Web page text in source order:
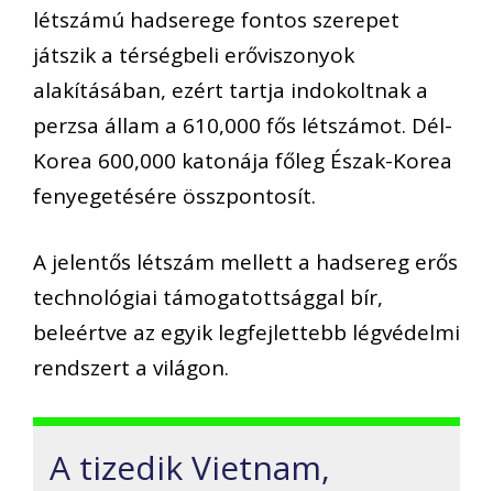
létszámú hadserege fontos szerepet
játszik a térségbeli erőviszonyok
alakításában, ezért tartja indokoltnak a
perzsa állam a 610,000 fős létszámot. Dél-
Korea 600,000 katonája főleg Észak-Korea
fenyegetésére összpontosít.
A jelentős létszám mellett a hadsereg erős
technológiai támogatottsággal bír,
beleértve az egyik legfejlettebb légvédelmi
rendszert a világon.
A tizedik Vietnam,